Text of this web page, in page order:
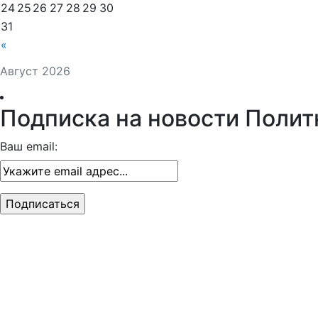
Август 2026
«
24 25 26 27 28 29 30
31
Подписка на новости
Ваш email: